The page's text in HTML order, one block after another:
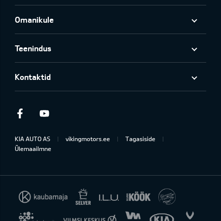
Omanikule
Teenindus
Kontaktid
Facebook
KIA AUTO AS vikingmotors.ee
Tagasiside
Ülemaailmne